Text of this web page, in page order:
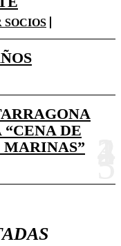
SOCIOS
DE